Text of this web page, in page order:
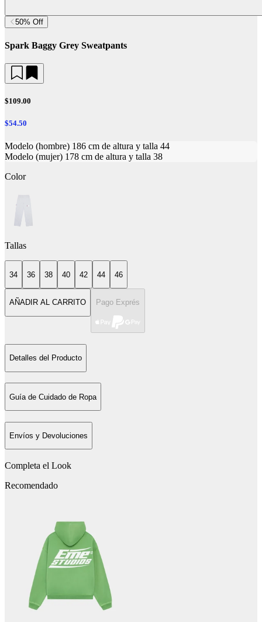
50% Off
Spark Baggy Grey Sweatpants
$109.00
$54.50
Modelo (hombre) 186 cm de altura y talla 44
Modelo (mujer) 178 cm de altura y talla 38
Color
Tallas
34 36 38 40 42 44 46
AÑADIR AL CARRITO Pago Exprés
Detalles del Producto
Guía de Cuidado de Ropa
Envíos y Devoluciones
Completa el Look
Recomendado